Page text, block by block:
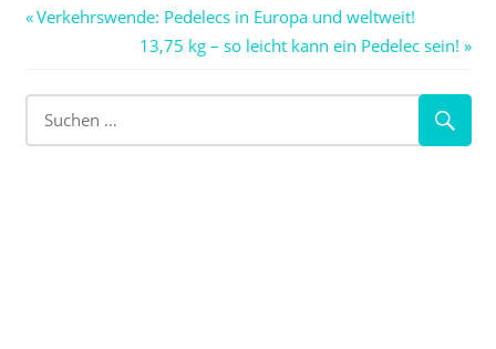
Beitragsnavigation
Vorheriger
Verkehrswende: Pedelecs in Europa und weltweit!
Nächster
13,75 kg – so leicht kann ein Pedelec sein!